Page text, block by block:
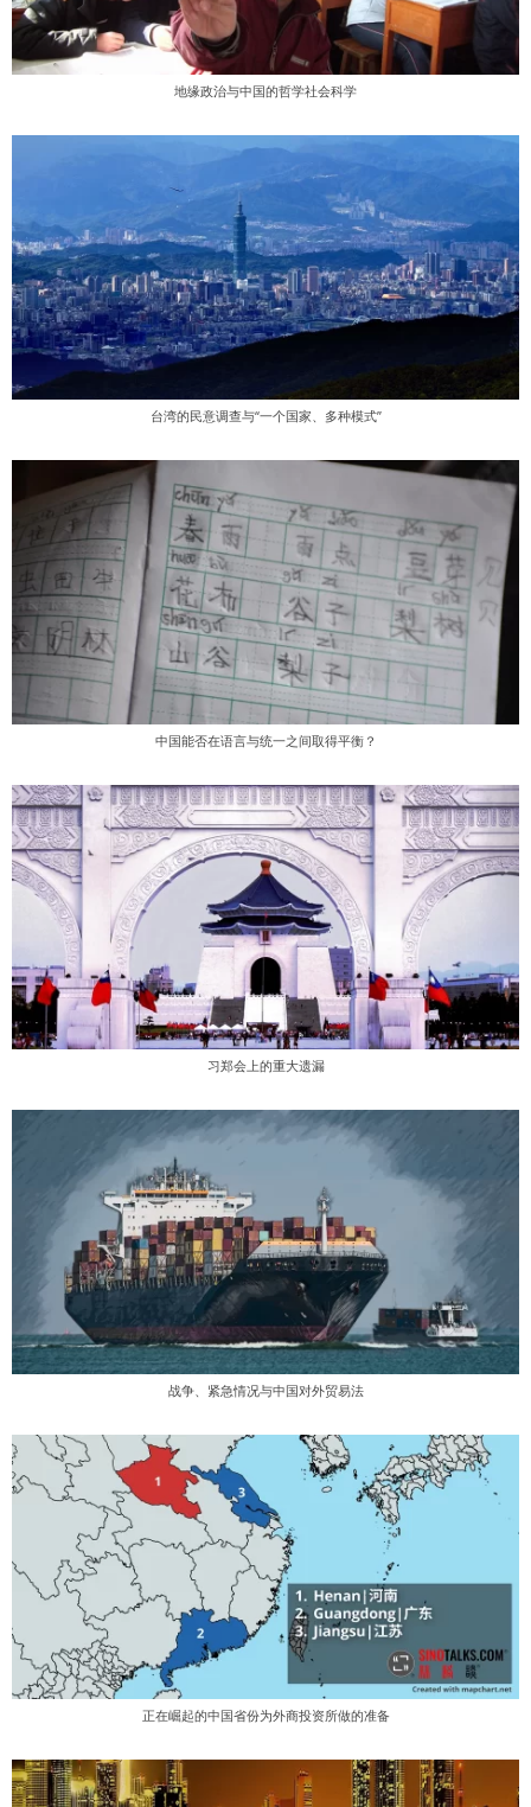
地缘政治与中国的哲学社会科学
台湾的民意调查与“一个国家、多种模式”
中国能否在语言与统一之间取得平衡？
习郑会上的重大遗漏
战争、紧急情况与中国对外贸易法
正在崛起的中国省份为外商投资所做的准备